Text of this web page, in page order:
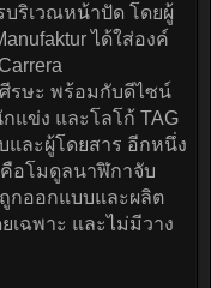
ริเวณหน้าปัด โดยผู้
ได้ใส่องค์
รษะ พร้อมกับดีไซน์
แข่ง และโลโก้ TAG
และผู้โดยสาร อีกหนึ่ง
อโมดูลนาฬิกาจับ
กออกแบบและผลิต
เฉพาะ และไม่มีวาง